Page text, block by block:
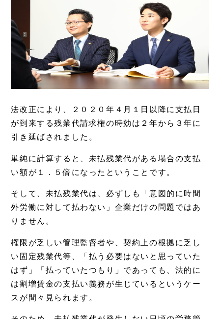
法改正により、２０２０年４月１日以降に支払日
が到来する残業代請求権の時効は２年から３年に
引き延ばされました。
単純に計算すると、未払残業代がある場合の支払
い額が１．５倍になったということです。
そして、未払残業代は、必ずしも「意図的に時間
外労働に対して払わない」企業だけの問題ではあ
りません。
権限が乏しい管理監督者や、契約上の根拠に乏し
い固定残業代等、「払う必要はないと思っていた
はず」「払っていたつもり」であっても、法的に
は割増賃金の支払い義務が生じているというケー
スが間々見られます。